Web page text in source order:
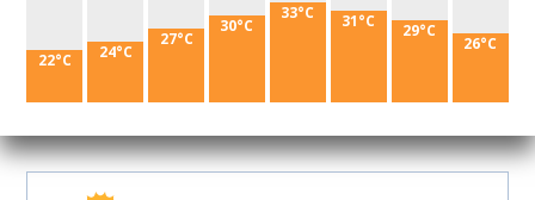
22°C 24°C
27°C
30°C
33°C 31°C 29°C
26°C